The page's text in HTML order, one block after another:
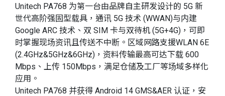
Unitech PA768 为第一台由品牌自主研发设计的 5G 新
世代高阶强固型载具，通讯 5G 技术 (WWAN)与内建
Google ARC 技术、双 SIM 卡与双待机 (5G+4G)，可即
时掌握现场资讯且传送不中断。区域网路支援WLAN 6E
(2.4GHz&5GHz&6GHz)，资料传输最高可达下载 600
Mbps、上传 150Mbps，满足仓储及工厂等场域多样化
应用。
Unitech PA768 并获得 Android 14 GMS&AER 认证，安